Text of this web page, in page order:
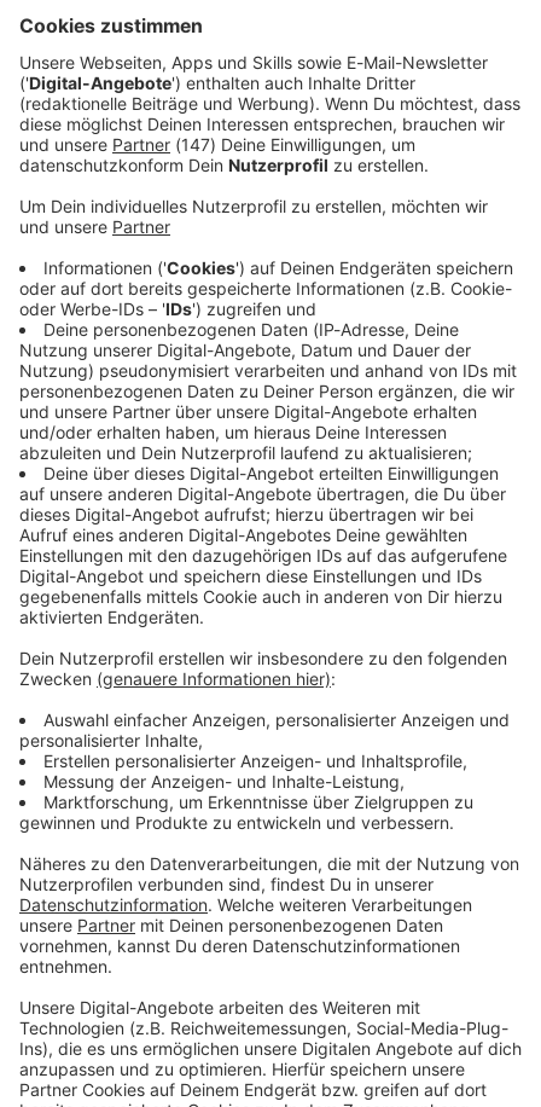
«Es ist eine Integration voll in der Saison», sagte Kompany.
Immer auf dem Laufenden
bleiben!
Verpass' nichts mehr - mit unserem kostenlosen
ANTENNE BAYERN Newsletter. Ob Nachrichten,
Lifestyle oder unsere neuesten Aktionen - wir
informieren dich.
Zum Newsletter anmelden
Du möchtest uns etwas sagen?
Studio Hotline
Kontaktformular